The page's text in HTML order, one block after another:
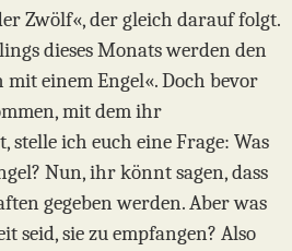
Zwölf«, der gleich darauf folgt.
dieses Monats werden den
einem Engel«. Doch bevor
mit dem ihr
ich euch eine Frage: Was
Nun, ihr könnt sagen, dass
gegeben werden. Aber was
seid, sie zu empfangen? Also